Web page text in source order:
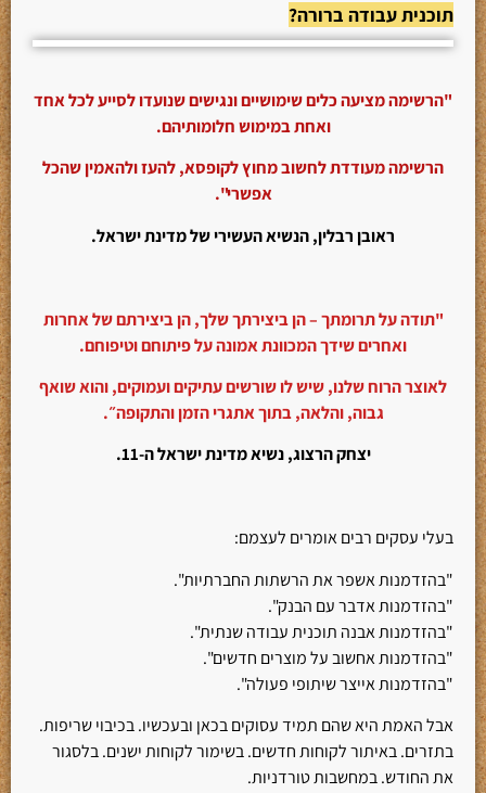
תוכנית עבודה ברורה?
"הרשימה מציעה כלים שימושיים ונגישים שנועדו לסייע לכל אחד
ואחת במימוש חלומותיהם.
הרשימה מעודדת לחשוב מחוץ לקופסא, להעז ולהאמין שהכל
אפשרי".
ראובן רבלין, הנשיא העשירי של מדינת ישראל.
"תודה על תרומתך – הן ביצירתך שלך, הן ביצירתם של אחרות
ואחרים שידך המכוונת אמונה על פיתוחם וטיפוחם.
לאוצר הרוח שלנו, שיש לו שורשים עתיקים ועמוקים, והוא שואף
גבוה, והלאה, בתוך אתגרי הזמן והתקופה״.
יצחק הרצוג, נשיא מדינת ישראל ה-11.
בעלי עסקים רבים אומרים לעצמם:
"בהזדמנות אשפר את הרשתות החברתיות".
"בהזדמנות אדבר עם הבנק".
"בהזדמנות אבנה תוכנית עבודה שנתית".
"בהזדמנות אחשוב על מוצרים חדשים".
"בהזדמנות אייצר שיתופי פעולה".
אבל האמת היא שהם תמיד עסוקים בכאן ובעכשיו. בכיבוי שריפות.
בתזרים. באיתור לקוחות חדשים. בשימור לקוחות ישנים. בלסגור
את החודש. במחשבות טורדניות.